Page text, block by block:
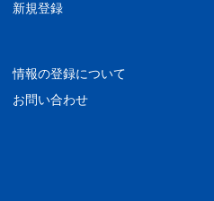
新規登録
情報の登録について
お問い合わせ